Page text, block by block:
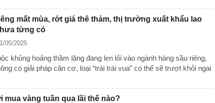
mất mùa, rớt giá thê thảm, thị trường xuất khẩu lao
từng có
05/2025
khủng hoảng thầm lặng đang len lỏi vào ngành hàng sầu riêng,
có giải pháp căn cơ, loại “trái trái vua” có thể sẽ trượt khỏi ngai
mua vàng tuần qua lãi thế nào?